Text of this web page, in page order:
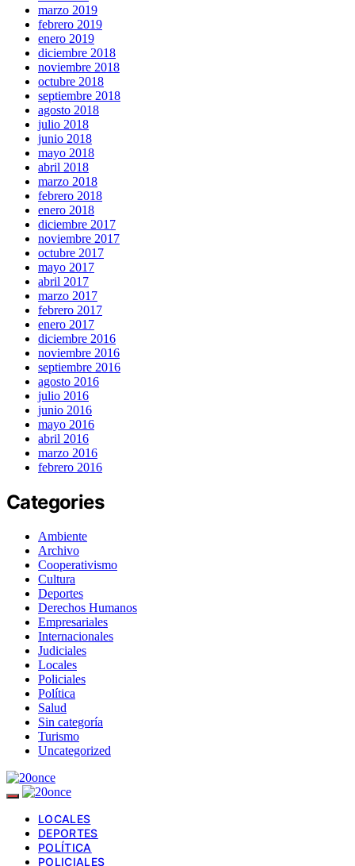
marzo 2019
febrero 2019
enero 2019
diciembre 2018
noviembre 2018
octubre 2018
septiembre 2018
agosto 2018
julio 2018
junio 2018
mayo 2018
abril 2018
marzo 2018
febrero 2018
enero 2018
diciembre 2017
noviembre 2017
octubre 2017
mayo 2017
abril 2017
marzo 2017
febrero 2017
enero 2017
diciembre 2016
noviembre 2016
septiembre 2016
agosto 2016
julio 2016
junio 2016
mayo 2016
abril 2016
marzo 2016
febrero 2016
Categories
Ambiente
Archivo
Cooperativismo
Cultura
Deportes
Derechos Humanos
Empresariales
Internacionales
Judiciales
Locales
Policiales
Política
Salud
Sin categoría
Turismo
Uncategorized
LOCALES
DEPORTES
POLÍTICA
POLICIALES